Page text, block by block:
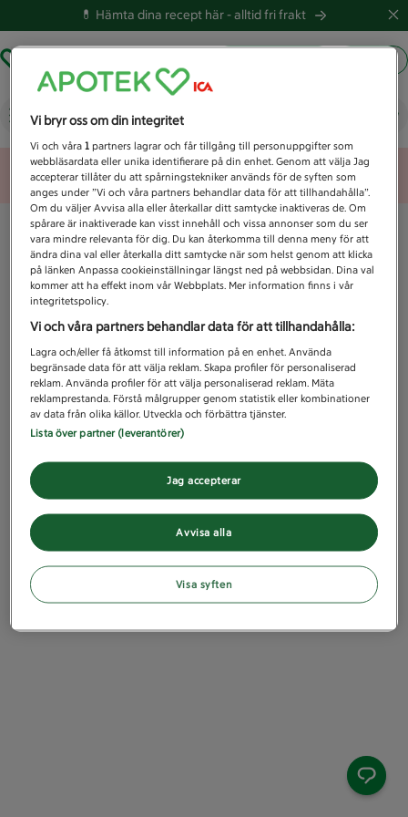
💊 Hämta dina recept här -alltid fri frakt
Vad letar du efter idag?
Unknown error
Vi bryr oss om din integritet
Vi och våra1 partners lagrar och får tillgång till personuppgifter som
webbläsardata eller unika identifierare på din enhet. Genom att välja Jag
accepterar tillåter du att spårningstekniker används för de syften som
anges under ”Vi och våra partners behandlar data för att tillhandahålla”.
Om du väljer Avvisa alla eller återkallar ditt samtycke inaktiveras de. Om
spårare är inaktiverade kan visst innehåll och vissa annonser som du ser
vara mindre relevanta för dig. Du kan återkomma till denna meny för att
ändra dina val eller återkalla ditt samtycke när som helst genom att klicka
på länken Anpassa cookieinställningar längst ned på webbsidan. Dina val
kommer att ha effekt inom vår Webbplats. Mer information finns i vår
integritetspolicy.
Vi och våra partners behandlar data för att tillhandahålla:
Lagra och/eller få åtkomst till information på en enhet. Använda
begränsade data för att välja reklam. Skapa profiler för personaliserad
reklam. Använda profiler för att välja personaliserad reklam. Mäta
reklamprestanda. Förstå målgrupper genom statistik eller kombinationer
av data från olika källor. Utveckla och förbättra tjänster.
Lista över partner (leverantörer)
Avvisa alla
Jag accepterar
Visa syften